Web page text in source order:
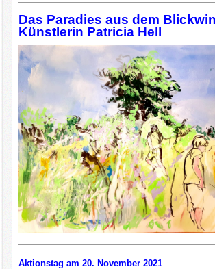
Das Paradies aus dem
Künstlerin Patricia Hell
Aktionstag am 20. November 2021